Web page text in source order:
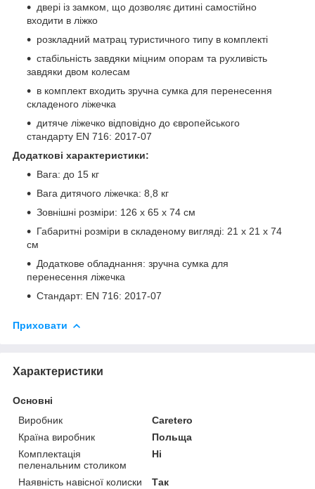
двері із замком, що дозволяє дитині самостійно
входити в ліжко
розкладний матрац туристичного типу в комплекті
стабільність завдяки міцним опорам та рухливість
завдяки двом колесам
в комплект входить зручна сумка для перенесення
складеного ліжечка
дитяче ліжечко відповідно до європейського
стандарту EN 716: 2017-07
Додаткові характеристики:
Вага: до 15 кг
Вага дитячого ліжечка: 8,8 кг
Зовнішні розміри: 126 х 65 х 74 см
Габаритні розміри в складеному вигляді: 21 х 21 х 74
см
Додаткове обладнання: зручна сумка для
перенесення ліжечка
Стандарт: EN 716: 2017-07
Приховати
Характеристики
Основні
Виробник
Caretero
Країна виробник
Польща
Комплектація
пеленальним столиком
Ні
Наявність навісної колиски
Так